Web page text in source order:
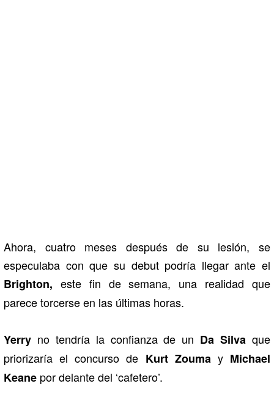
Ahora, cuatro meses después de su lesión, se
especulaba con que su debut podría llegar ante el
Brighton, este fin de semana, una realidad que
parece torcerse en las últimas horas.
Yerry no tendría la confianza de un Da Silva que
priorizaría el concurso de Kurt Zouma y Michael
Keane por delante del ‘cafetero’.